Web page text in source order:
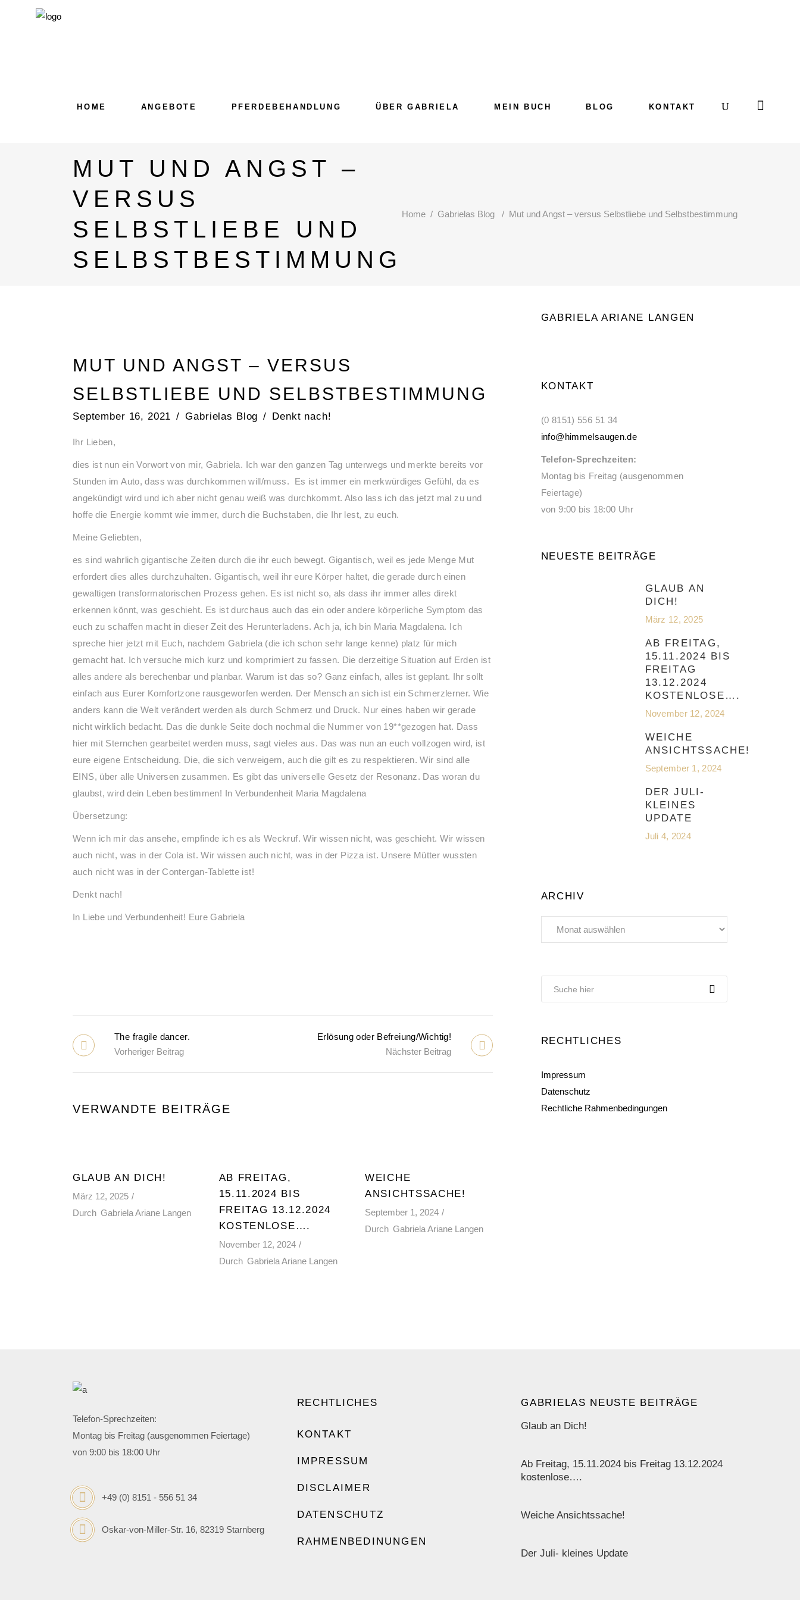
HOME ANGEBOTE PFERDEBEHANDLUNG ÜBER GABRIELA MEIN BUCH BLOG KONTAKT
MUT UND ANGST –
VERSUS
SELBSTLIEBE UND
SELBSTBESTIMMUNG
Home / Gabrielas Blog / Mut und Angst – versus Selbstliebe und Selbstbestimmung
MUT UND ANGST – VERSUS
SELBSTLIEBE UND SELBSTBESTIMMUNG
September 16, 2021 Gabrielas Blog Denkt nach!
Ihr Lieben,
dies ist nun ein Vorwort von mir, Gabriela. Ich war den ganzen Tag unterwegs und merkte bereits vor
Stunden im Auto, dass was durchkommen will/muss. Es ist immer ein merkwürdiges Gefühl, da es
angekündigt wird und ich aber nicht genau weiß was durchkommt. Also lass ich das jetzt mal zu und
hoffe die Energie kommt wie immer, durch die Buchstaben, die Ihr lest, zu euch.
Meine Geliebten,
es sind wahrlich gigantische Zeiten durch die ihr euch bewegt. Gigantisch, weil es jede Menge Mut
erfordert dies alles durchzuhalten. Gigantisch, weil ihr eure Körper haltet, die gerade durch einen
gewaltigen transformatorischen Prozess gehen. Es ist nicht so, als dass ihr immer alles direkt
erkennen könnt, was geschieht. Es ist durchaus auch das ein oder andere körperliche Symptom das
euch zu schaffen macht in dieser Zeit des Herunterladens. Ach ja, ich bin Maria Magdalena. Ich
spreche hier jetzt mit Euch, nachdem Gabriela (die ich schon sehr lange kenne) platz für mich
gemacht hat. Ich versuche mich kurz und komprimiert zu fassen. Die derzeitige Situation auf Erden ist
alles andere als berechenbar und planbar. Warum ist das so? Ganz einfach, alles ist geplant. Ihr sollt
einfach aus Eurer Komfortzone rausgeworfen werden. Der Mensch an sich ist ein Schmerzlerner. Wie
anders kann die Welt verändert werden als durch Schmerz und Druck. Nur eines haben wir gerade
nicht wirklich bedacht. Das die dunkle Seite doch nochmal die Nummer von 19**gezogen hat. Dass
hier mit Sternchen gearbeitet werden muss, sagt vieles aus. Das was nun an euch vollzogen wird, ist
eure eigene Entscheidung. Die, die sich verweigern, auch die gilt es zu respektieren. Wir sind alle
EINS, über alle Universen zusammen. Es gibt das universelle Gesetz der Resonanz. Das woran du
glaubst, wird dein Leben bestimmen! In Verbundenheit Maria Magdalena
Übersetzung:
Wenn ich mir das ansehe, empfinde ich es als Weckruf. Wir wissen nicht, was geschieht. Wir wissen
auch nicht, was in der Cola ist. Wir wissen auch nicht, was in der Pizza ist. Unsere Mütter wussten
auch nicht was in der Contergan-Tablette ist!
Denkt nach!
In Liebe und Verbundenheit! Eure Gabriela
The fragile dancer.
Vorheriger Beitrag
Erlösung oder Befreiung/Wichtig!
Nächster Beitrag
VERWANDTE BEITRÄGE
GLAUB AN DICH!
März 12, 2025
Durch Gabriela Ariane Langen
AB FREITAG,
15.11.2024 BIS
FREITAG 13.12.2024
KOSTENLOSE….
November 12, 2024
Durch Gabriela Ariane Langen
WEICHE
ANSICHTSSACHE!
September 1, 2024
Durch Gabriela Ariane Langen
GABRIELA ARIANE LANGEN
KONTAKT
(0 8151) 556 51 34
info@himmelsaugen.de
Telefon-Sprechzeiten:
Montag bis Freitag (ausgenommen
Feiertage)
von 9:00 bis 18:00 Uhr
NEUESTE BEITRÄGE
GLAUB AN
DICH!
März 12, 2025
AB FREITAG,
15.11.2024 BIS
FREITAG
13.12.2024
KOSTENLOSE….
November 12, 2024
WEICHE
ANSICHTSSACHE!
September 1, 2024
DER JULI-
KLEINES
UPDATE
Juli 4, 2024
ARCHIV
Archiv
RECHTLICHES
Impressum
Datenschutz
Rechtliche Rahmenbedingungen
Telefon-Sprechzeiten:
Montag bis Freitag (ausgenommen Feiertage)
von 9:00 bis 18:00 Uhr
+49 (0) 8151 - 556 51 34
Oskar-von-Miller-Str. 16, 82319 Starnberg
RECHTLICHES
KONTAKT
IMPRESSUM
DISCLAIMER
DATENSCHUTZ
RAHMENBEDINUNGEN
GABRIELAS NEUSTE BEITRÄGE
Glaub an Dich!
Ab Freitag, 15.11.2024 bis Freitag 13.12.2024
kostenlose….
Weiche Ansichtssache!
Der Juli- kleines Update